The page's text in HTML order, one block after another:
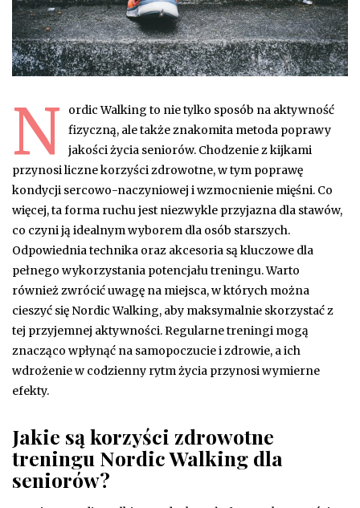
N
ordic Walking to nie tylko sposób na aktywność
fizyczną, ale także znakomita metoda poprawy
jakości życia seniorów. Chodzenie z kijkami
przynosi liczne korzyści zdrowotne, w tym poprawę
kondycji sercowo-naczyniowej i wzmocnienie mięśni. Co
więcej, ta forma ruchu jest niezwykle przyjazna dla stawów,
co czyni ją idealnym wyborem dla osób starszych.
Odpowiednia technika oraz akcesoria są kluczowe dla
pełnego wykorzystania potencjału treningu. Warto
również zwrócić uwagę na miejsca, w których można
cieszyć się Nordic Walking, aby maksymalnie skorzystać z
tej przyjemnej aktywności. Regularne treningi mogą
znacząco wpłynąć na samopoczucie i zdrowie, a ich
wdrożenie w codzienny rytm życia przynosi wymierne
efekty.
Jakie są korzyści zdrowotne
treningu Nordic Walking dla
seniorów?